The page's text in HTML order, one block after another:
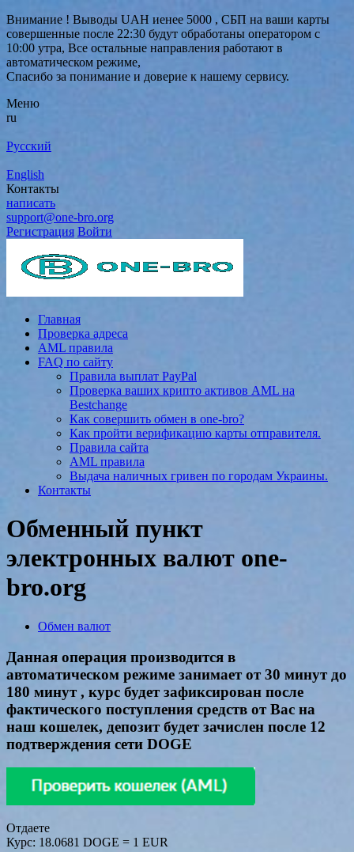
Внимание ! Выводы UAH иенее 5000 , СБП на ваши карты
совершенные после 22:30 будут обработаны оператором с
10:00 утра, Все остальные направления работают в
автоматическом режиме,
Спасибо за понимание и доверие к нашему сервису.
Меню
ru
Русский
English
Контакты
написать
support@one-bro.org
Регистрация Войти
Главная
Проверка адреса
AML правила
FAQ по сайту
Правила выплат PayPal
Проверка ваших крипто активов AML на
Bestchange
Как совершить обмен в one-bro?
Как пройти верификацию карты отправителя.
Правила сайта
AML правила
Выдача наличных гривен по городам Украины.
Контакты
Обменный пункт
электронных валют one-
bro.org
Обмен валют
Данная операция производится в
автоматическом режиме занимает от 30 минут до
180 минут , курс будет зафиксирован после
фактического поступления средств от Вас на
наш кошелек, депозит будет зачислен после 12
подтверждения сети DOGE
Отдаете
Курс: 18.0681 DOGE = 1 EUR